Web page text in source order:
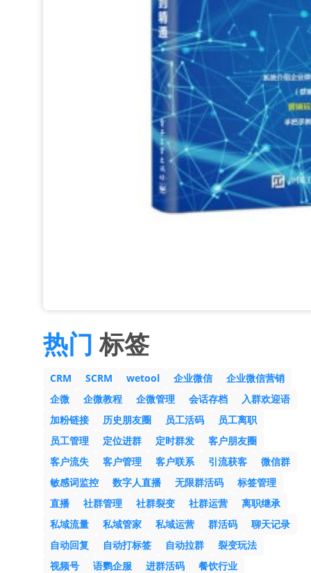
热门 标签
CRM SCRM wetool 企业微信
企业微信营销
企微
企微教程 企微管理 会话存档
入群欢迎语
加粉链接
历史朋友圈 员工活码
员工离职
员工管理
定位进群 定时群发
客户朋友圈
客户流失
客户管理 客户联系 引流获客
微信群
敏感词监控
数字人直播 无限群活码
标签管理
直播
社群管理 社群裂变 社群运营
离职继承
私域流量
私域管家 私域运营 群活码
聊天记录
自动回复
自动打标签 自动拉群
裂变玩法
视频号
语鹦企服 进群活码 餐饮行业